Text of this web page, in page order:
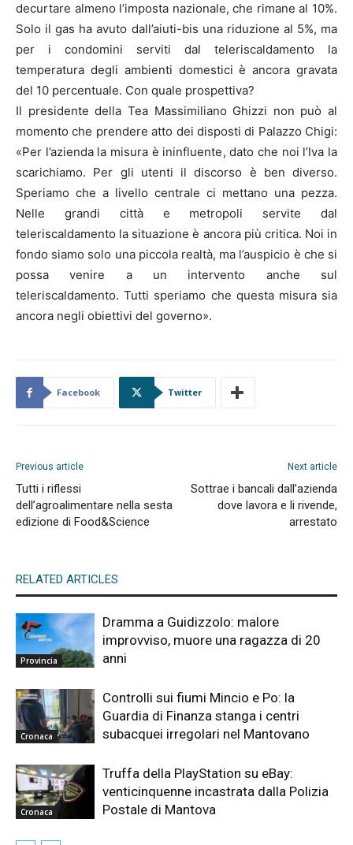
decurtare almeno l’imposta nazionale, che rimane al 10%.
Solo il gas ha avuto dall’aiuti-bis una riduzione al 5%, ma
per i condomini serviti dal teleriscaldamento la
temperatura degli ambienti domestici è ancora gravata
del 10 percentuale. Con quale prospettiva?
Il presidente della Tea Massimiliano Ghizzi non può al
momento che prendere atto dei disposti di Palazzo Chigi:
«Per l’azienda la misura è ininfluente, dato che noi l’Iva la
scarichiamo. Per gli utenti il discorso è ben diverso.
Speriamo che a livello centrale ci mettano una pezza.
Nelle grandi città e metropoli servite dal
teleriscaldamento la situazione è ancora più critica. Noi in
fondo siamo solo una piccola realtà, ma l’auspicio è che si
possa venire a un intervento anche sul
teleriscaldamento. Tutti speriamo che questa misura sia
ancora negli obiettivi del governo».
Facebook Twitter
Previous article
Tutti i riflessi
dell’agroalimentare nella sesta
edizione di Food&Science
Next article
Sottrae i bancali dall’azienda
dove lavora e li rivende,
arrestato
RELATED ARTICLES
Provincia
Dramma a Guidizzolo: malore
improvviso, muore una ragazza di 20
anni
Cronaca
Controlli sui fiumi Mincio e Po: la
Guardia di Finanza stanga i centri
subacquei irregolari nel Mantovano
Cronaca
Truffa della PlayStation su eBay:
venticinquenne incastrata dalla Polizia
Postale di Mantova